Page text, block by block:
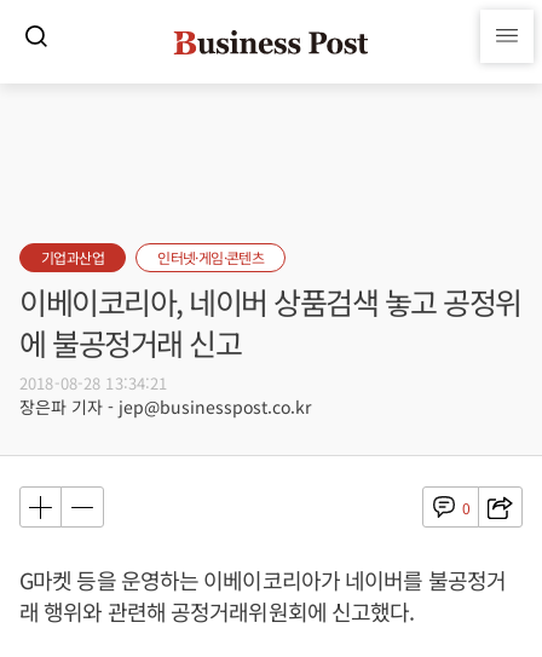
기업과산업 인터넷·게임·콘텐츠
이베이코리아, 네이버 상품검색 놓고 공정위
에 불공정거래 신고
2018-08-28 13:34:21
장은파 기자 - jep@businesspost.co.kr
0
G마켓 등을 운영하는 이베이코리아가 네이버를 불공정거
래 행위와 관련해 공정거래위원회에 신고했다.